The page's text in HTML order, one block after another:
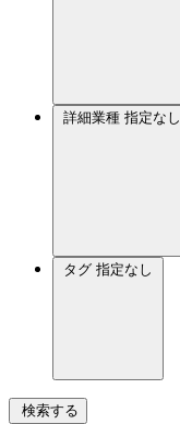
詳細業種 指定なし
タグ 指定なし
検索する